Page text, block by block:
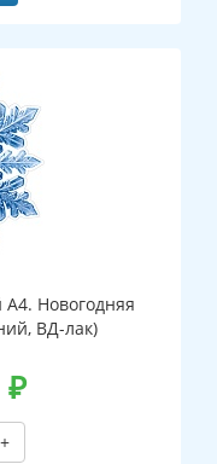
Новогодняя
ВД-лак)
₽
+